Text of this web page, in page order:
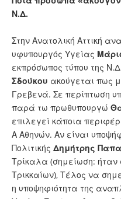
Ν.Δ.
Στην Ανατολική Αττική
υφυπουργός Υγείας
εκπρόσωπος τύπου της
Σδούκου ακούγεται πως
Γρεβενά. Σε περίπτωση
παρά τω πρωθυπουργώ
επιλεγεί κάποια
Α Αθηνών. Αν είναι
Πολιτικής Δημήτρης
Τρίκαλα (σημείωση:
Τρικκαίων), Τέλος να
η υποψηφιότητα της